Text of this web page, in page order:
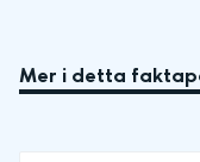
Mer i detta